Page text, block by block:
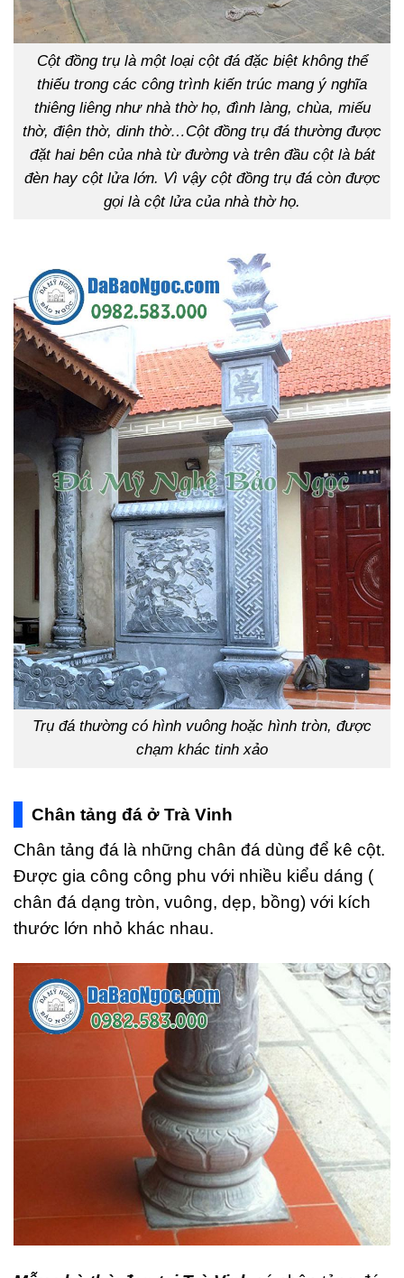
Cột đồng trụ là một loại cột đá đặc biệt không thể
thiếu trong các công trình kiến trúc mang ý nghĩa
thiêng liêng như nhà thờ họ, đình làng, chùa, miếu
thờ, điện thờ, dinh thờ…Cột đồng trụ đá thường được
đặt hai bên của nhà từ đường và trên đầu cột là bát
đèn hay cột lửa lớn. Vì vậy cột đồng trụ đá còn được
gọi là cột lửa của nhà thờ họ.
Trụ đá thường có hình vuông hoặc hình tròn, được
chạm khác tinh xảo
Chân tảng đá ở Trà Vinh
Chân tảng đá là những chân đá dùng để kê cột.
Được gia công công phu với nhiều kiểu dáng (
chân đá dạng tròn, vuông, dẹp, bồng) với kích
thước lớn nhỏ khác nhau.